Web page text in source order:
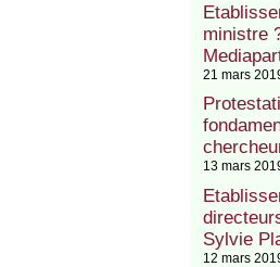
ministre
21 mars
13 mars
Sylvie
12 mars